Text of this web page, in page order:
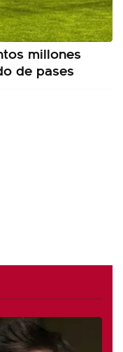
millones
de pases